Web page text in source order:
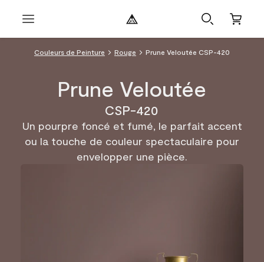
Couleurs de Peinture Rouge Prune Veloutée CSP-420
Prune Veloutée
CSP-420
Un pourpre foncé et fumé, le parfait accent
ou la touche de couleur spectaculaire pour
envelopper une pièce.